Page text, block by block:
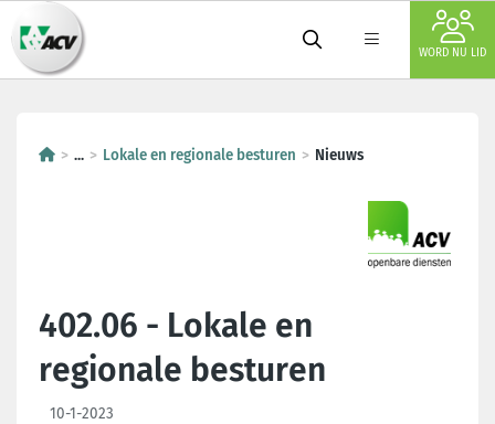
WORD NU LID
... Lokale en regionale besturen Nieuws
402.06 - Lokale en
regionale besturen
10-1-2023